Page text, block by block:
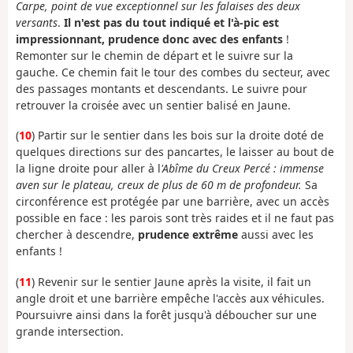
Carpe, point de vue exceptionnel sur les falaises des deux
versants. Il n'est pas du tout indiqué et l'à-pic est
impressionnant, prudence donc avec des enfants !
Remonter sur le chemin de départ et le suivre sur la
gauche. Ce chemin fait le tour des combes du secteur, avec
des passages montants et descendants. Le suivre pour
retrouver la croisée avec un sentier balisé en Jaune.
(10) Partir sur le sentier dans les bois sur la droite doté de
quelques directions sur des pancartes, le laisser au bout de
la ligne droite pour aller à l'Abîme du Creux Percé : immense
aven sur le plateau, creux de plus de 60 m de profondeur. Sa
circonférence est protégée par une barrière, avec un accès
possible en face : les parois sont très raides et il ne faut pas
chercher à descendre, prudence extrême aussi avec les
enfants !
(11) Revenir sur le sentier Jaune après la visite, il fait un
angle droit et une barrière empêche l'accès aux véhicules.
Poursuivre ainsi dans la forêt jusqu'à déboucher sur une
grande intersection.